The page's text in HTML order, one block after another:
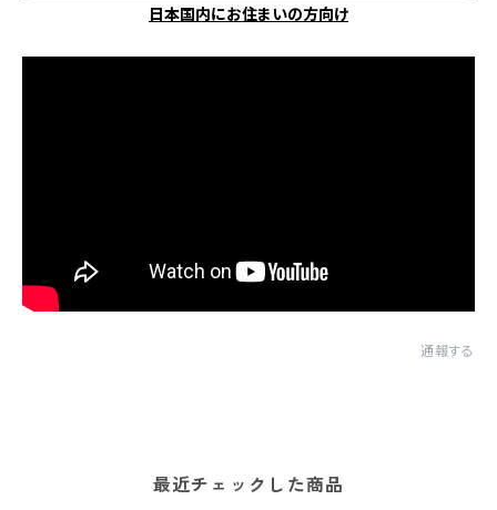
日本国内にお住まいの方向け
通報する
最近チェックした商品